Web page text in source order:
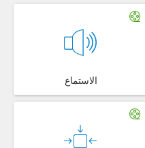
الاستماع